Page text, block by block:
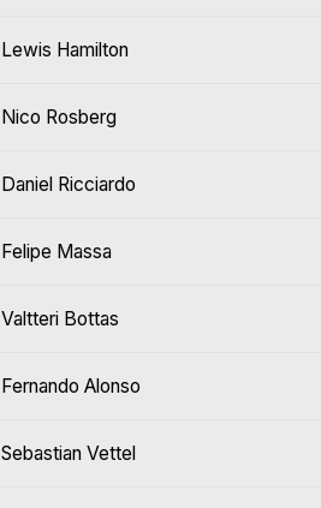
Lewis Hamilton
Nico Rosberg
Daniel Ricciardo
Felipe Massa
Valtteri Bottas
Fernando Alonso
Sebastian Vettel